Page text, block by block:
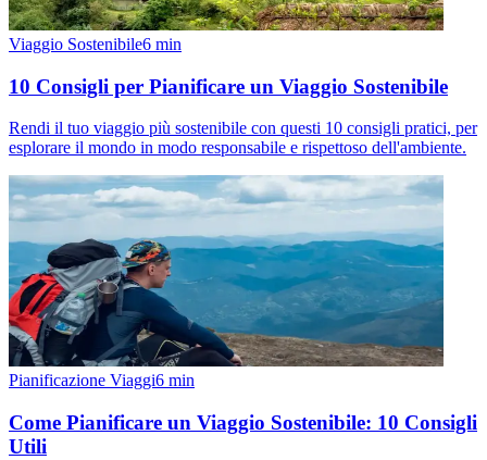
Viaggio Sostenibile6 min
10 Consigli per Pianificare un Viaggio Sostenibile
Rendi il tuo viaggio più sostenibile con questi 10 consigli pratici, per
esplorare il mondo in modo responsabile e rispettoso dell'ambiente.
Pianificazione Viaggi6 min
Come Pianificare un Viaggio Sostenibile: 10 Consigli
Utili